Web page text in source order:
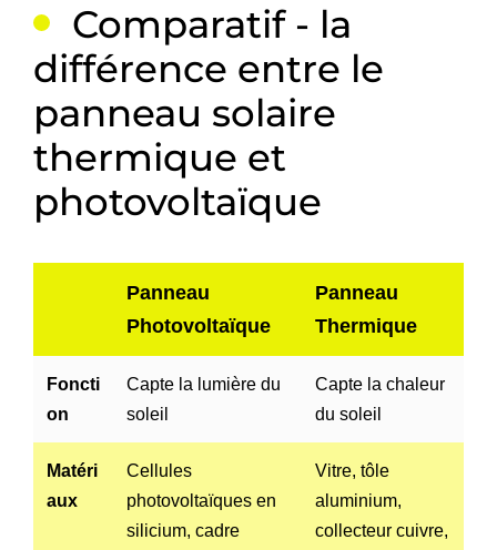
Comparatif - la
différence entre le
panneau solaire
thermique et
photovoltaïque
Panneau
Photovoltaïque
Panneau
Thermique
Foncti
on
Capte la lumière du
soleil
Capte la chaleur
du soleil
Matéri
aux
Cellules
photovoltaïques en
silicium, cadre
Vitre, tôle
aluminium,
collecteur cuivre,